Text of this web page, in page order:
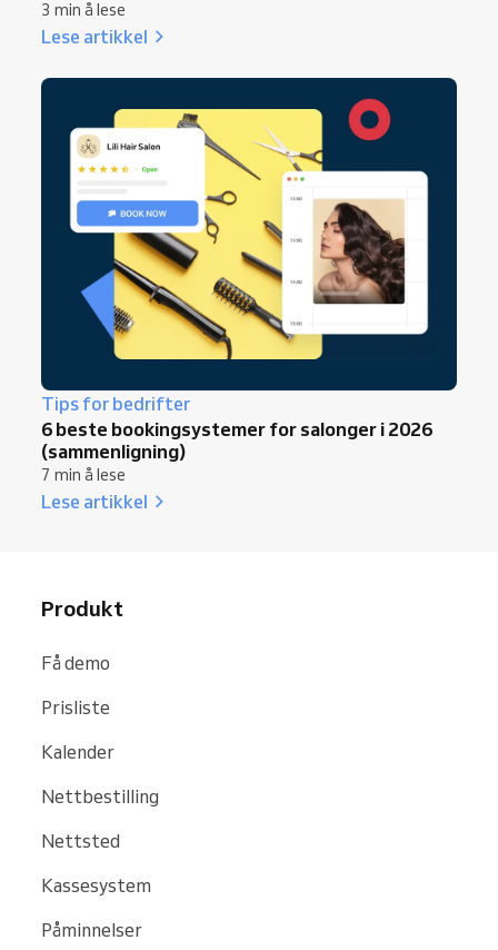
3 min å lese
Lese artikkel
Tips for bedrifter
6 beste bookingsystemer for salonger i 2026
(sammenligning)
7 min å lese
Lese artikkel
Produkt
Få demo
Prisliste
Kalender
Nettbestilling
Nettsted
Kassesystem
Påminnelser